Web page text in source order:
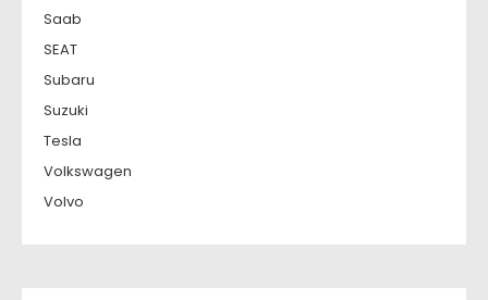
Saab
SEAT
Subaru
Suzuki
Tesla
Volkswagen
Volvo